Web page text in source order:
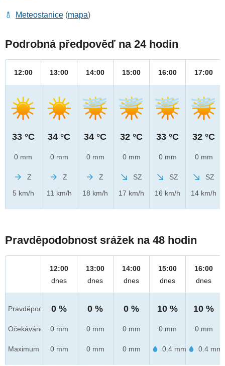
Meteostanice (mapa)
Podrobná předpověď na 24 hodin
12:00
33 °C
0 mm
Z
5 km/h
13:00
34 °C
0 mm
Z
11 km/h
14:00
34 °C
0 mm
Z
18 km/h
15:00
32 °C
0 mm
SZ
17 km/h
16:00
33 °C
0 mm
SZ
16 km/h
17:00
32 °C
0 mm
SZ
14 km/h
Pravděpodobnost srážek na 48 hodin
Pravděpod.
Očekáváno
Maximum
12:00
dnes
0 %
0 mm
0 mm
13:00
dnes
0 %
0 mm
0 mm
14:00
dnes
0 %
0 mm
0 mm
15:00
dnes
10 %
0 mm
0.4 mm
16:00
dnes
10 %
0 mm
0.4 mm